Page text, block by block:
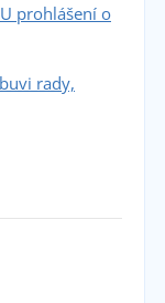
prohlášení o
rady,